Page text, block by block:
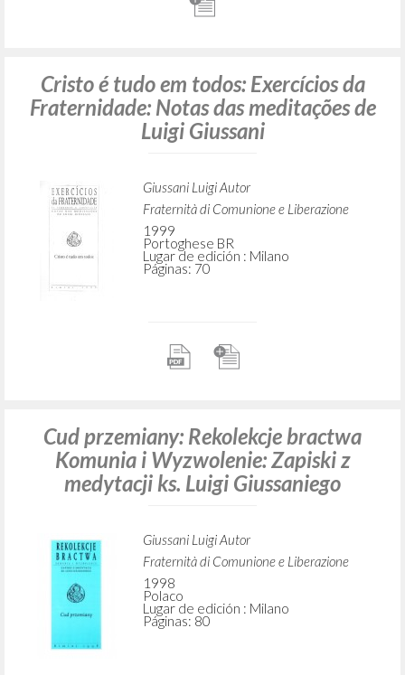
Cristo é tudo em todos: Exercícios da
Fraternidade: Notas das meditações de
Luigi Giussani
Giussani Luigi Autor
Fraternità di Comunione e Liberazione
1999
Portoghese BR
Lugar de edición : Milano
Páginas: 70
Cud przemiany: Rekolekcje bractwa
Komunia i Wyzwolenie: Zapiski z
medytacji ks. Luigi Giussaniego
Giussani Luigi Autor
Fraternità di Comunione e Liberazione
1998
Polaco
Lugar de edición : Milano
Páginas: 80